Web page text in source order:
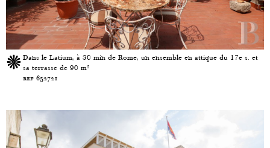
Dans le Latium, à 30 min de Rome, un ensemble en attique du 17e s. et
sa terrasse de 90 m²
ref 652721